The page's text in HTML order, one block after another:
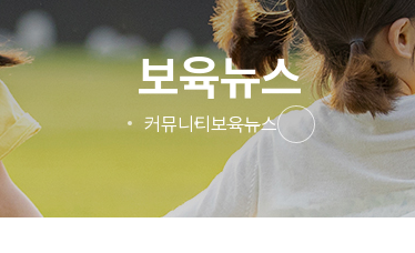
보육뉴스
커뮤니티보육뉴스